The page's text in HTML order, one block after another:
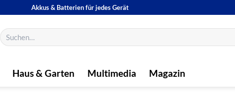
Akkus & Batterien für jedes Gerät
Suchen
nach:
Haus & Garten Multimedia Magazin